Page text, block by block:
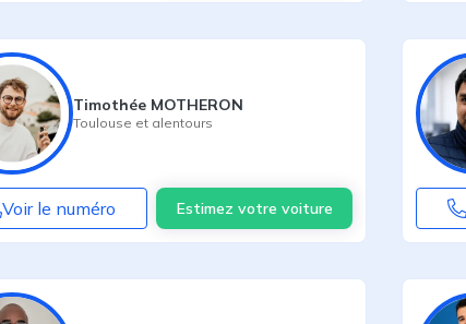
Timothée MOTHERON
Toulouse et alentours
Voir le numéro Estimez votre voiture